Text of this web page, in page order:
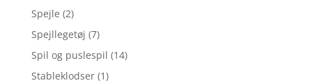
Spejle (2)
Spejllegetøj (7)
Spil og puslespil (14)
Stableklodser (1)